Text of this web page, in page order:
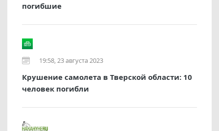
погибшие
19:58, 23 августа 2023
Крушение самолета в Тверской области: 10
человек погибли